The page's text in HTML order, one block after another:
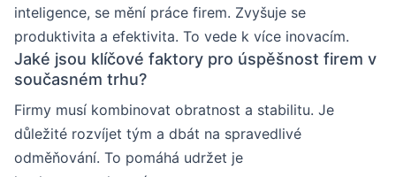
inteligence, se mění práce firem. Zvyšuje se
produktivita a efektivita. To vede k více inovacím.
Jaké jsou klíčové faktory pro úspěšnost firem v
současném trhu?
Firmy musí kombinovat obratnost a stabilitu. Je
důležité rozvíjet tým a dbát na spravedlivé
odměňování. To pomáhá udržet je